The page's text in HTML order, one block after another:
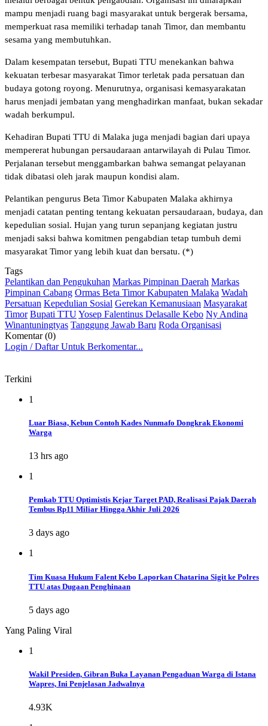
mampu menjadi ruang bagi masyarakat untuk bergerak bersama,
memperkuat rasa memiliki terhadap tanah Timor, dan membantu
sesama yang membutuhkan.
Dalam kesempatan tersebut, Bupati TTU menekankan bahwa
kekuatan terbesar masyarakat Timor terletak pada persatuan dan
budaya gotong royong. Menurutnya, organisasi kemasyarakatan
harus menjadi jembatan yang menghadirkan manfaat, bukan sekadar
wadah berkumpul.
Kehadiran Bupati TTU di Malaka juga menjadi bagian dari upaya
mempererat hubungan persaudaraan antarwilayah di Pulau Timor.
Perjalanan tersebut menggambarkan bahwa semangat pelayanan
tidak dibatasi oleh jarak maupun kondisi alam.
Pelantikan pengurus Beta Timor Kabupaten Malaka akhirnya
menjadi catatan penting tentang kekuatan persaudaraan, budaya, dan
kepedulian sosial. Hujan yang turun sepanjang kegiatan justru
menjadi saksi bahwa komitmen pengabdian tetap tumbuh demi
masyarakat Timor yang lebih kuat dan bersatu. (*)
Tags
Pelantikan dan Pengukuhan Markas Pimpinan Daerah Markas
Pimpinan Cabang Ormas Beta Timor Kabupaten Malaka Wadah
Persatuan Kepedulian Sosial Gerekan Kemanusiaan Masyarakat
Timor Bupati TTUYosep Falentinus Delasalle Kebo Ny Andina
Winantuningtyas Tanggung Jawab Baru Roda Organisasi
Komentar (0)
Login / Daftar Untuk Berkomentar...
Terkini
1
Luar Biasa, Kebun Contoh Kades Nunmafo Dongkrak Ekonomi
Warga
13 hrs ago
1
Pemkab TTU Optimistis Kejar Target PAD, Realisasi Pajak Daerah
Tembus Rp11 Miliar Hingga Akhir Juli 2026
3 days ago
1
Tim Kuasa Hukum Falent Kebo Laporkan Chatarina Sigit ke Polres
TTU atas Dugaan Penghinaan
5 days ago
Yang Paling Viral
1
Wakil Presiden, Gibran Buka Layanan Pengaduan Warga di Istana
Wapres, Ini Penjelasan Jadwalnya
4.93K